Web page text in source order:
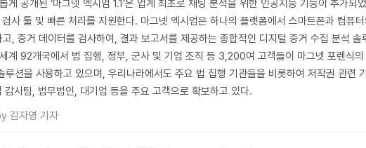
게 공개된 ‘마그넷 엑시엄 1.1’은 업계 최초로 채팅 분석을 위한 인공지능 기능이 추가되
사 툴 및 빠른 처리를 지원한다. 마그넷 엑시엄은 하나의 플랫폼에서 스마트폰과 컴퓨터
고, 증거 데이터를 검사하여, 결과 보고서를 제공하는 종합적인 디지털 증거 수집 분석 솔
계 92개국에서 법 집행, 정부, 군사 및 기업 조직 등 3,200여 고객들이 마그넷 포렌식의
루션을 사용하고 있으며, 우리나라에서도 주요 법 집행 기관들을 비롯하여 저작권 관련 기
감사팀, 법무법인, 대기업 등을 주요 고객으로 확보하고 있다.
김자영 기자